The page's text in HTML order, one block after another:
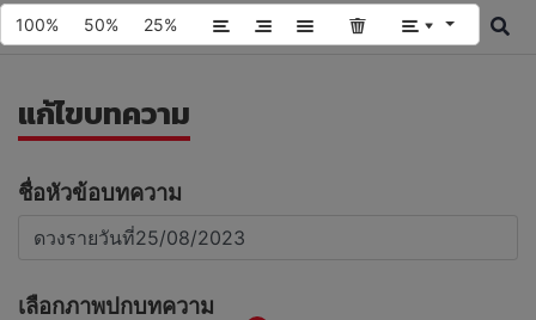
แก้ไขบทความ
ชื่อหัวข้อบทความ
เลือกภาพปกบทความ
100% 50% 25%